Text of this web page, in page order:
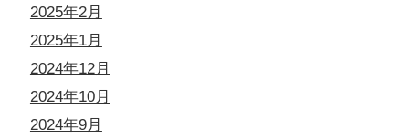
2025年2月
2025年1月
2024年12月
2024年10月
2024年9月